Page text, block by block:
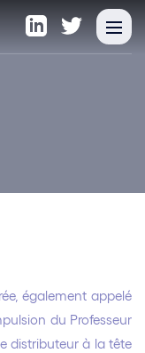
également appelé
du Professeur
distributeur à la tête